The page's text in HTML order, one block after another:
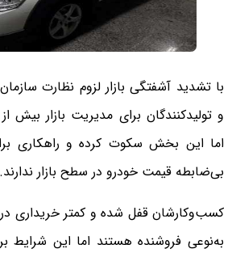
با تشدید آشفتگی بازار لزوم نظارت
و تولیدکنندگان برای مدیریت بازار
اما این بخش سکوت کرده و راهکاری
بی‌ضابطه قیمت خودرو در سطح بازار ندارند.
کسب‌وکارشان قفل شده و کمتر خریداری
به‌نوعی فروشنده هستند اما این شرایط